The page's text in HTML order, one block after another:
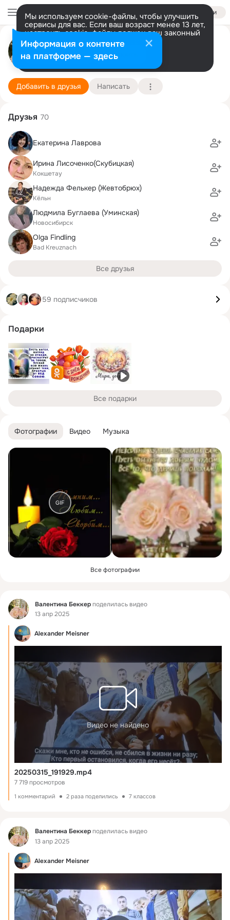
Войти
Мы используем cookie-файлы, чтобы улучшить
сервисы для вас. Если ваш возраст менее 13 лет,
настроить cookie-файлы должен ваш законный
представитель. Больше информации
Разрешить все Настроить
Bалентина Беккер
Летовочное 28 мая Подробнее
Добавить в друзья Написать
Фотографии Видео Музыка
GIF
Все фотографии
Фид Bалентина Беккерподелилась видео
13 апр 2025
Alexander Meisner
Видео не найдено
20250315_191929.mp4
7 719 просмотров
1 комментарий 2 раза поделились 7 классов
Фид Bалентина Беккерподелилась видео
13 апр 2025
Alexander Meisner
Друзья 70
Екатерина Лаврова
Ирина Лисоченко(Скубицкая)
Кокшетау
Надежда Фелькер (Жевтобрюх)
Кёльн
Людмила Буглаева (Уминская)
Новосибирск
Olga Findling
Bad Kreuznach
Все друзья
59 подписчиков
Подарки
Все подарки
Информация о контенте
на платформе — здесь